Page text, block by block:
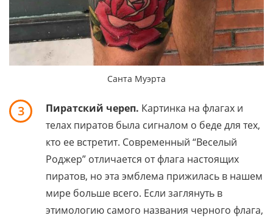
Санта Муэрта
3 Пиратский череп. Картинка на флагах и
телах пиратов была сигналом о беде для тех,
кто ее встретит. Современный “Веселый
Роджер” отличается от флага настоящих
пиратов, но эта эмблема прижилась в нашем
мире больше всего. Если заглянуть в
этимологию самого названия черного флага,